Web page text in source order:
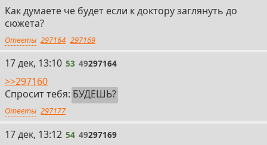
Как думаете че будет если к доктору заглянуть до
сюжета?
Ответы 297164 297169
53
17 дек, 13:10 53 49297164
>>297160
Спросит тебя: БУДЕШЬ?
Ответы 297177
54
17 дек, 13:12 54 49297169